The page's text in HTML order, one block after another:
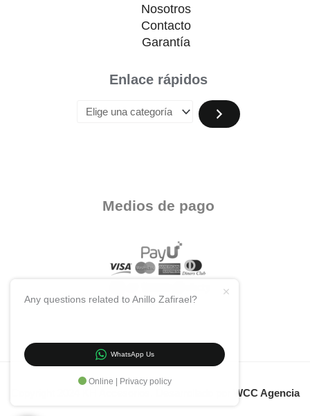
Nosotros
Contacto
Garantía
Enlace rápidos
Medios de pago
WCC Agencia
Any questions related to Anillo Zafirael?
WhatsApp Us
Online | Privacy policy